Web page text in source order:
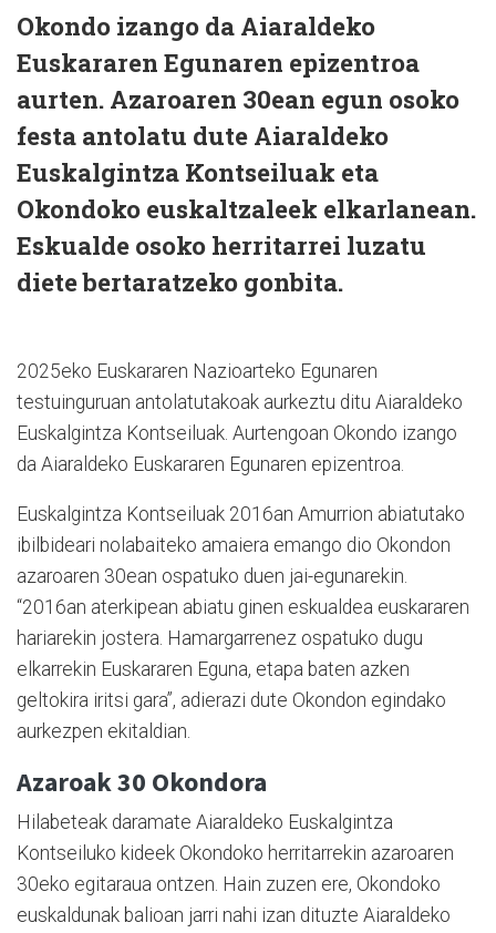
Okondo izango da Aiaraldeko
Euskararen Egunaren epizentroa
aurten. Azaroaren 30ean egun osoko
festa antolatu dute Aiaraldeko
Euskalgintza Kontseiluak eta
Okondoko euskaltzaleek elkarlanean.
Eskualde osoko herritarrei luzatu
diete bertaratzeko gonbita.
2025eko Euskararen Nazioarteko Egunaren
testuinguruan antolatutakoak aurkeztu ditu Aiaraldeko
Euskalgintza Kontseiluak. Aurtengoan Okondo izango
da Aiaraldeko Euskararen Egunaren epizentroa.
Euskalgintza Kontseiluak 2016an Amurrion abiatutako
ibilbideari nolabaiteko amaiera emango dio Okondon
azaroaren 30ean ospatuko duen jai-egunarekin.
“2016an aterkipean abiatu ginen eskualdea euskararen
hariarekin jostera. Hamargarrenez ospatuko dugu
elkarrekin Euskararen Eguna, etapa baten azken
geltokira iritsi gara”, adierazi dute Okondon egindako
aurkezpen ekitaldian.
Azaroak 30 Okondora
Hilabeteak daramate Aiaraldeko Euskalgintza
Kontseiluko kideek Okondoko herritarrekin azaroaren
30eko egitaraua ontzen. Hain zuzen ere, Okondoko
euskaldunak balioan jarri nahi izan dituzte Aiaraldeko